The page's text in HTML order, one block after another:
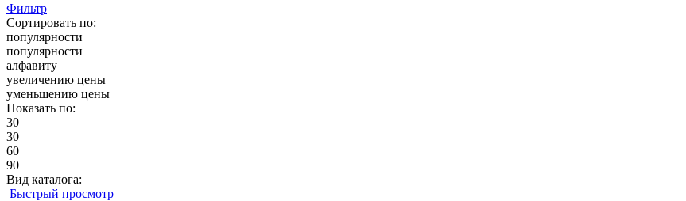
Фильтр
Сортировать по:
популярности
популярности
алфавиту
увеличению цены
уменьшению цены
Показать по:
30
30
60
90
Вид каталога:
Быстрый просмотр